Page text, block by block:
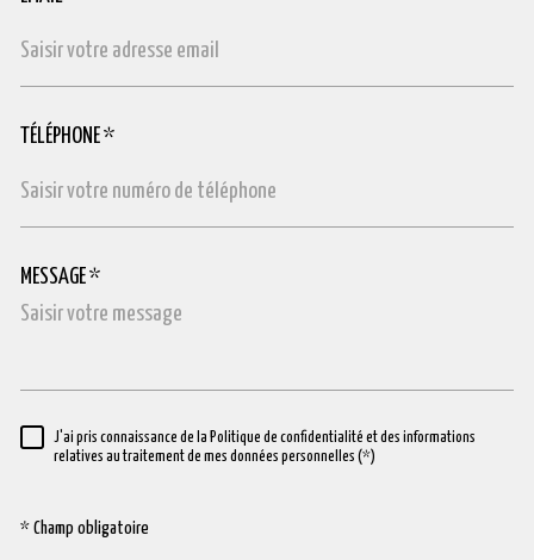
TÉLÉPHONE *
TRAD_MELTEM_VOREDEMANDE
MESSAGE *
RÈGLEMENTATION
J'ai pris connaissance de la Politique de confidentialité et des informations
relatives au traitement de mes données personnelles (*)
* Champ obligatoire